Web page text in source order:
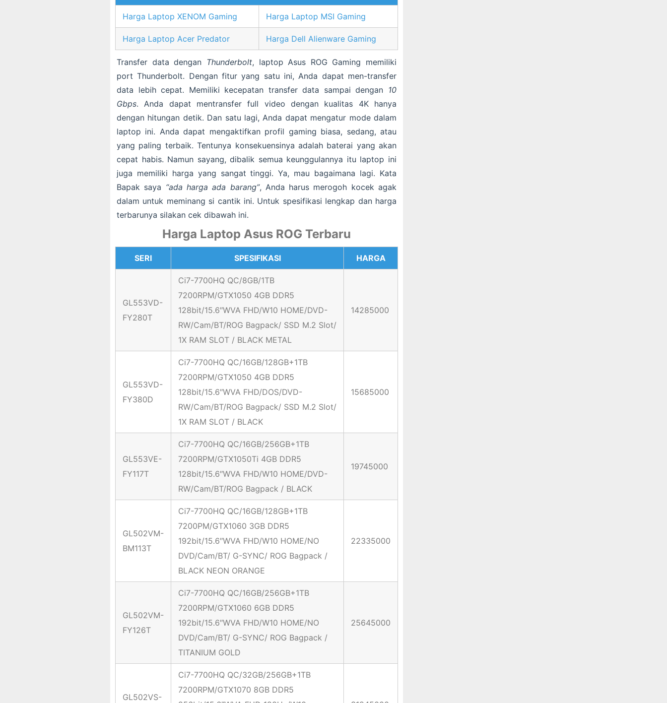
Harga Laptop XENOM Gaming Harga Laptop MSI Gaming
Harga Laptop Acer Predator Harga Dell Alienware Gaming
Transfer data dengan Thunderbolt, laptop Asus ROG Gaming memiliki
port Thunderbolt. Dengan fitur yang satu ini, Anda dapat men-transfer
data lebih cepat. Memiliki kecepatan transfer data sampai dengan 10
Gbps. Anda dapat mentransfer full video dengan kualitas 4K hanya
dengan hitungan detik. Dan satu lagi, Anda dapat mengatur mode dalam
laptop ini. Anda dapat mengaktifkan profil gaming biasa, sedang, atau
yang paling terbaik. Tentunya konsekuensinya adalah baterai yang akan
cepat habis. Namun sayang, dibalik semua keunggulannya itu laptop ini
juga memiliki harga yang sangat tinggi. Ya, mau bagaimana lagi. Kata
Bapak saya “ada harga ada barang”, Anda harus merogoh kocek agak
dalam untuk meminang si cantik ini. Untuk spesifikasi lengkap dan harga
terbarunya silakan cek dibawah ini.
Harga Laptop Asus ROG Terbaru
SERI SPESIFIKASI HARGA
GL553VD-
FY280T
Ci7-7700HQ QC/8GB/1TB
7200RPM/GTX1050 4GB DDR5
128bit/15.6″WVA FHD/W10 HOME/DVD-
RW/Cam/BT/ROG Bagpack/ SSD M.2 Slot/
1X RAM SLOT / BLACK METAL
14285000
GL553VD-
FY380D
Ci7-7700HQ QC/16GB/128GB+1TB
7200RPM/GTX1050 4GB DDR5
128bit/15.6″WVA FHD/DOS/DVD-
RW/Cam/BT/ROG Bagpack/ SSD M.2 Slot/
1X RAM SLOT / BLACK
15685000
GL553VE-
FY117T
Ci7-7700HQ QC/16GB/256GB+1TB
7200RPM/GTX1050Ti 4GB DDR5
128bit/15.6″WVA FHD/W10 HOME/DVD-
RW/Cam/BT/ROG Bagpack / BLACK
19745000
GL502VM-
BM113T
Ci7-7700HQ QC/16GB/128GB+1TB
7200PM/GTX1060 3GB DDR5
192bit/15.6″WVA FHD/W10 HOME/NO
DVD/Cam/BT/ G-SYNC/ ROG Bagpack /
BLACK NEON ORANGE
22335000
GL502VM-
FY126T
Ci7-7700HQ QC/16GB/256GB+1TB
7200RPM/GTX1060 6GB DDR5
192bit/15.6″WVA FHD/W10 HOME/NO
DVD/Cam/BT/ G-SYNC/ ROG Bagpack /
TITANIUM GOLD
25645000
GL502VS-
Ci7-7700HQ QC/32GB/256GB+1TB
7200RPM/GTX1070 8GB DDR5